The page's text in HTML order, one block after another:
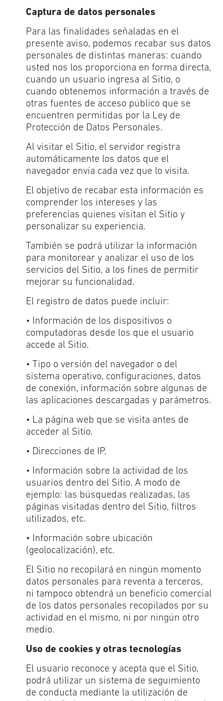
Captura de datos personales
Para las finalidades señaladas en el
presente aviso, podemos recabar sus datos
personales de distintas maneras: cuando
usted nos los proporciona en forma directa,
cuando un usuario ingresa al Sitio, o
cuando obtenemos información a través de
otras fuentes de acceso público que se
encuentren permitidas por la Ley de
Protección de Datos Personales.
Al visitar el Sitio, el servidor registra
automáticamente los datos que el
navegador envía cada vez que lo visita.
El objetivo de recabar esta información es
comprender los intereses y las
preferencias quienes visitan el Sitio y
personalizar su experiencia.
También se podrá utilizar la información
para monitorear y analizar el uso de los
servicios del Sitio, a los fines de permitir
mejorar su funcionalidad.
El registro de datos puede incluir:
• Información de los dispositivos o
computadoras desde los que el usuario
accede al Sitio.
• Tipo o versión del navegador o del
sistema operativo, configuraciones, datos
de conexión, información sobre algunas de
las aplicaciones descargadas y parámetros.
• La página web que se visita antes de
acceder al Sitio.
• Direcciones de IP.
• Información sobre la actividad de los
usuarios dentro del Sitio. A modo de
ejemplo: las búsquedas realizadas, las
páginas visitadas dentro del Sitio, filtros
utilizados, etc.
• Información sobre ubicación
(geolocalización), etc.
El Sitio no recopilará en ningún momento
datos personales para reventa a terceros,
ni tampoco obtendrá un beneficio comercial
de los datos personales recopilados por su
actividad en el mismo, ni por ningún otro
medio.
Uso de cookies y otras tecnologías
El usuario reconoce y acepta que el Sitio,
podrá utilizar un sistema de seguimiento
de conducta mediante la utilización de